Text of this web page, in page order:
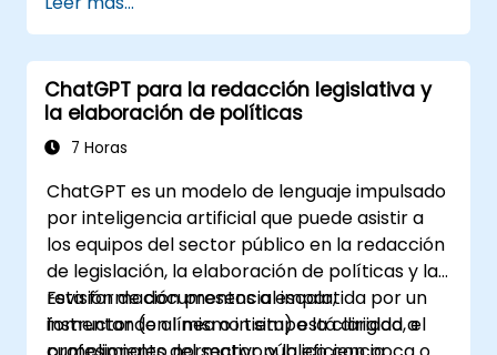
para coordinar los detalles.
ChatGPT para la redacción legislativa y
la elaboración de políticas
7 Horas
ChatGPT es un modelo de lenguaje impulsado
por inteligencia artificial que puede asistir a
los equipos del sector público en la redacción
de legislación, la elaboración de políticas y la
revisión de documentos a escala,
fomentando al mismo tiempo la claridad, el
Esta formación presencial impartida por un
instructor (en línea o in situ) está dirigida a